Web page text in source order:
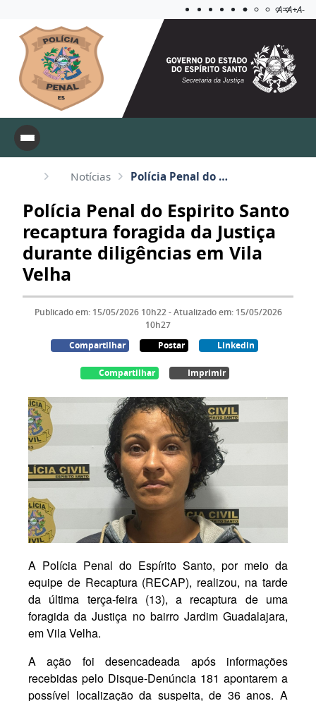
Aplicar
A=A+A-
Secretaria da Justiça
Notícias Polícia Penal do Espirito Santo recaptura foragida da Justiça durante diligências em Vila Velha
Polícia Penal do Espirito Santo
recaptura foragida da Justiça
durante diligências em Vila
Velha
Publicado em: 15/05/2026 10h22 - Atualizado em: 15/05/2026
10h27
Compartilhar
Postar Linkedin
Compartilhar Imprimir
A Polícia Penal do Espírito Santo, por meio da
equipe de Recaptura (RECAP), realizou, na tarde
da última terça-feira (13), a recaptura de uma
foragida da Justiça no bairro Jardim Guadalajara,
em Vila Velha.
A ação foi desencadeada após informações
recebidas pelo Disque-Denúncia 181 apontarem a
possível localização da suspeita, de 36 anos. A